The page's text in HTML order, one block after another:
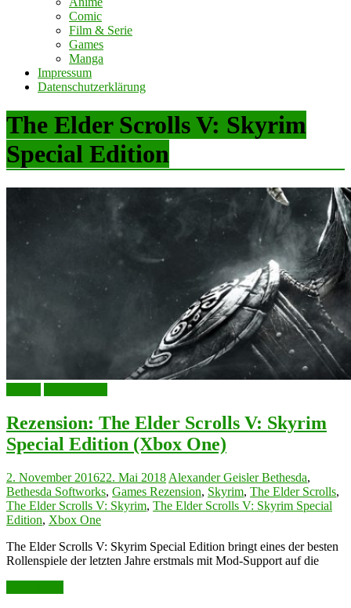
Comic
Film & Serie
Games
Manga
Impressum
Datenschutzerklärung
The Elder Scrolls V: Skyrim
Special Edition
Rezension: The Elder Scrolls V: Skyrim
Special Edition (Xbox One)
2. November 201622. Mai 2018 Alexander GeislerBethesda,
Bethesda Softworks, Games Rezension, Skyrim, The Elder Scrolls,
The Elder Scrolls V: Skyrim, The Elder Scrolls V: Skyrim Special
Edition, Xbox One
The Elder Scrolls V: Skyrim Special Edition bringt eines der besten
Rollenspiele der letzten Jahre erstmals mit Mod-Support auf die